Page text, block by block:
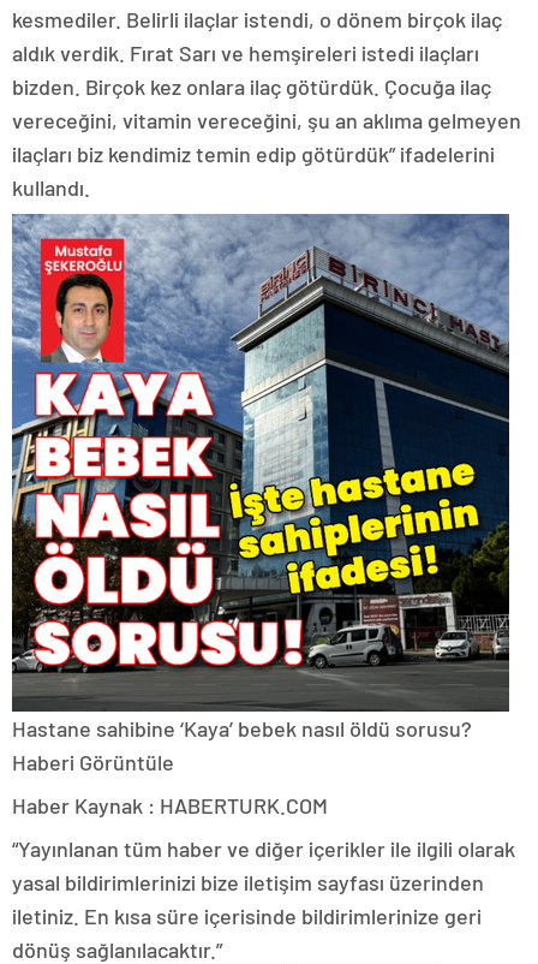
kesmediler. Belirli ilaçlar istendi, o dönem birçok ilaç
aldık verdik. Fırat Sarı ve hemşireleri istedi ilaçları
bizden. Birçok kez onlara ilaç götürdük. Çocuğa ilaç
vereceğini, vitamin vereceğini, şu an aklıma gelmeyen
ilaçları biz kendimiz temin edip götürdük” ifadelerini
kullandı.
Hastane sahibine ‘Kaya’ bebek nasıl öldü sorusu?
Haberi Görüntüle
Haber Kaynak : HABERTURK.COM
“Yayınlanan tüm haber ve diğer içerikler ile ilgili olarak
yasal bildirimlerinizi bize iletişim sayfası üzerinden
iletiniz. En kısa süre içerisinde bildirimlerinize geri
dönüş sağlanılacaktır.”